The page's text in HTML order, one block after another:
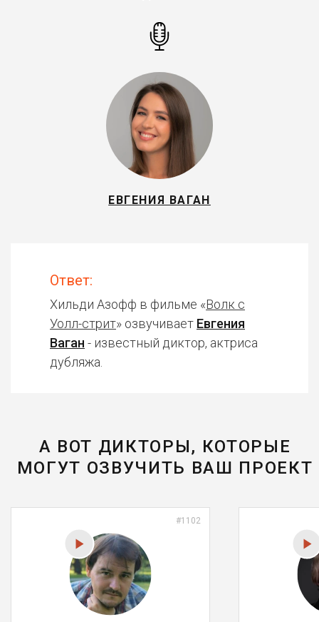
ЕВГЕНИЯ ВАГАН
Ответ:
Хильди Азофф в фильме «Волк с
Уолл-стрит» озвучивает Евгения
Ваган - известный диктор, актриса
дубляжа.
А ВОТ ДИКТОРЫ, КОТОРЫЕ
МОГУТ ОЗВУЧИТЬ ВАШ ПРОЕКТ
#1102